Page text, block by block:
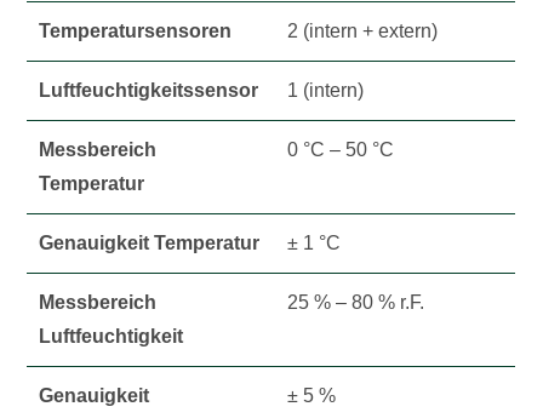
Temperatursensoren 2 (intern + extern)
Luftfeuchtigkeitssensor 1 (intern)
Messbereich
Temperatur
0 °C – 50 °C
Genauigkeit Temperatur ± 1 °C
Messbereich
Luftfeuchtigkeit
25 % – 80 % r.F.
Genauigkeit
± 5 %